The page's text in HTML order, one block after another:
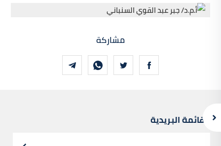
مشاركة
القائمة البريدية